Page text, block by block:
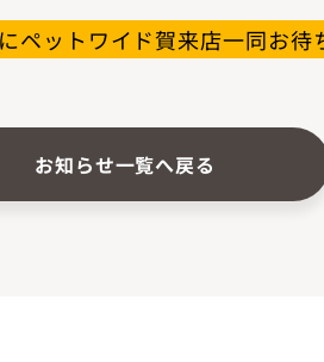
ットワイド賀来店一同お待
お知らせ一覧へ戻る